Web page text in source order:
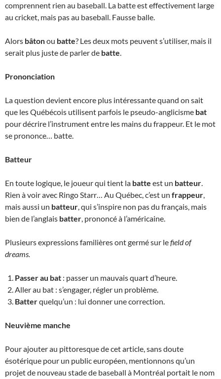
comprennent rien au baseball. La batte est effectivement large
au cricket, mais pas au baseball. Fausse balle.
Alors bâtonou batte? Les deux mots peuvent s’utiliser, mais il
serait plus juste de parler de batte.
Prononciation
La question devient encore plus intéressante quand on sait
que les Québécois utilisent parfois le pseudo-anglicisme bat
pour décrire l’instrument entre les mains du frappeur. Et le mot
se prononce… batte.
Batteur
En toute logique, le joueur qui tient la batte est un batteur.
Rien à voir avec Ringo Starr… Au Québec, c’est un frappeur,
mais aussi un batteur, qui s’inspire non pas du français, mais
bien de l’anglais batter, prononcé à l’américaine.
Plusieurs expressions familières ont germé sur lefield of
dreams.
Passer au bat : passer un mauvais quart d’heure.
Aller au bat : s’engager, régler un problème.
Batterquelqu’un : lui donner une correction.
Neuvième manche
Pour ajouter au pittoresque de cet article, sans doute
ésotérique pour un public européen, mentionnons qu’un
projet de nouveau stade de baseball à Montréal portait le nom